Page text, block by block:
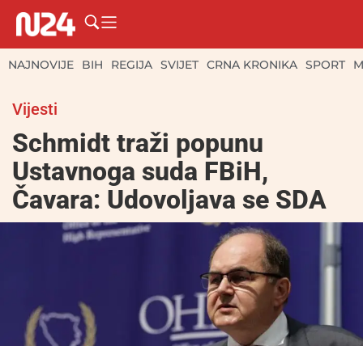
NAJNOVIJE BIH REGIJA SVIJET CRNA KRONIKA SPORT
Vijesti
Schmidt traži popunu
Ustavnoga suda FBiH,
Čavara: Udovoljava se SDA